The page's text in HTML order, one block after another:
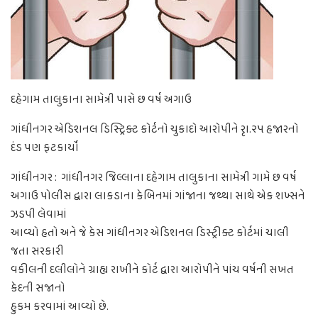
દહેગામ તાલુકાના સામેત્રી પાસે છ વર્ષ અગાઉ
ગાંધીનગર એડિશનલ ડિસ્ટ્રિક્ટ કોર્ટનો ચુકાદો આરોપીને રૃા.૨૫ હજારનો
દંડ પણ ફટકાર્યો
ગાંધીનગર : ગાંધીનગર જિલ્લાના દહેગામ તાલુકાના સામેત્રી ગામે છ વર્ષ
અગાઉ પોલીસ દ્વારા લાકડાના કેબિનમાં ગાંજાના જથ્થા સાથે એક શખ્સને
ઝડપી લેવામાં
આવ્યો હતો અને જે કેસ ગાંધીનગર એડિશનલ ડિસ્ટ્રીક્ટ કોર્ટમાં ચાલી
જતા સરકારી
વકીલની દલીલોને ગ્રાહ્ય રાખીને કોર્ટ દ્વારા આરોપીને પાંચ વર્ષની સખત
કેદની સજાનો
હુકમ કરવામાં આવ્યો છે.